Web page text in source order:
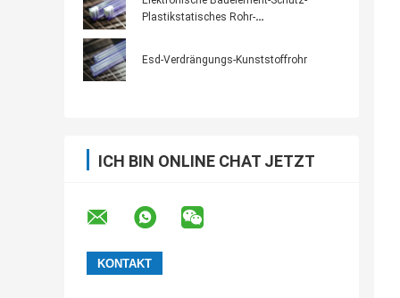
Plastikstatisches Rohr-
Esd-Verdrängungs-Kunststoffrohr
ICH BIN ONLINE CHAT JETZT